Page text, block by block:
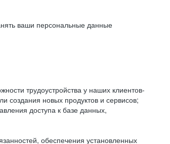
ваши персональные данные
трудоустройства у наших клиентов-
создания новых продуктов и сервисов;
доступа к базе данных,
обеспечения установленных